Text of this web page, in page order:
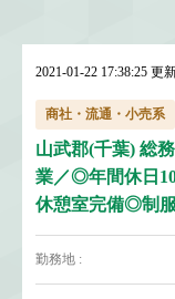
2021-01-22 17:38:25 更
商社・流通・小売系
山武郡(千葉) 総
業／◎年間休日
休憩室完備◎制
勤務地 :